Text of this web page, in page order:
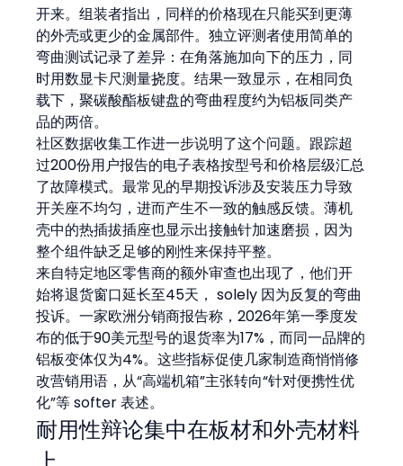
开来。组装者指出，同样的价格现在只能买到更薄
的外壳或更少的金属部件。独立评测者使用简单的
弯曲测试记录了差异：在角落施加向下的压力，同
时用数显卡尺测量挠度。结果一致显示，在相同负
载下，聚碳酸酯板键盘的弯曲程度约为铝板同类产
品的两倍。
社区数据收集工作进一步说明了这个问题。跟踪超
过200份用户报告的电子表格按型号和价格层级汇总
了故障模式。最常见的早期投诉涉及安装压力导致
开关座不均匀，进而产生不一致的触感反馈。薄机
壳中的热插拔插座也显示出接触针加速磨损，因为
整个组件缺乏足够的刚性来保持平整。
来自特定地区零售商的额外审查也出现了，他们开
始将退货窗口延长至45天， solely 因为反复的弯曲
投诉。一家欧洲分销商报告称，2026年第一季度发
布的低于90美元型号的退货率为17%，而同一品牌的
铝板变体仅为4%。这些指标促使几家制造商悄悄修
改营销用语，从“高端机箱”主张转向“针对便携性优
化”等 softer 表述。
耐用性辩论集中在板材和外壳材料